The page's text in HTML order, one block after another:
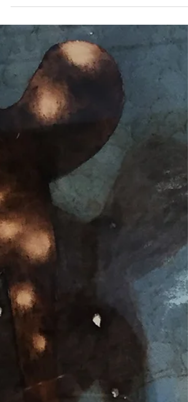
2 min de lecture
Entre chien et loup
Entre chien et loup Catherine OLIVIER «Les
personnages du Parc *...sont assis, immobiles, en
régions un peu décrochées de l’espace, comme
suspendues...Régions séparées, mais par quoi? Par
rien sans doute qu’une distance, leur distance ; un
vide imperceptible, mais que rien ne peut résorber,
meubler ...» Michel Foucault à propos du «Parc» de
Philippe Sollers « Entre chien et loup» se dit du
passage entre le jour et la nuit ,le sens littéral de
l’expression est inté